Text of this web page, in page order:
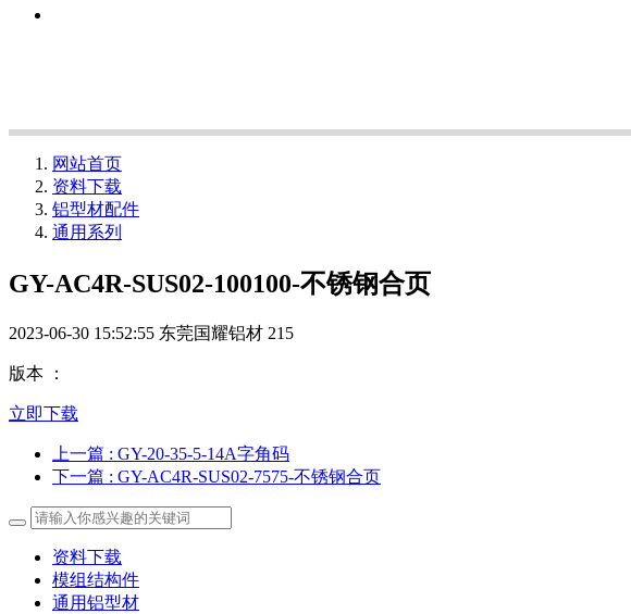
网站首页
资料下载
铝型材配件
通用系列
GY-AC4R-SUS02-100100-不锈钢合页
2023-06-30 15:52:55 东莞国耀铝材 215
版本 ：
立即下载
上一篇 : GY-20-35-5-14A字角码
下一篇 : GY-AC4R-SUS02-7575-不锈钢合页
资料下载
模组结构件
通用铝型材